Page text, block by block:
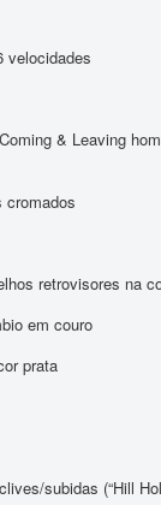
velocidades
& Leaving
cromados
retrovisores na
em couro
prata
subidas (“Hill